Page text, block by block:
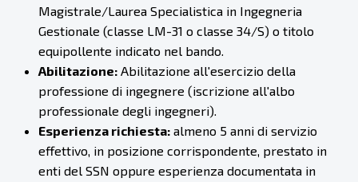
Magistrale/Laurea Specialistica in Ingegneria
Gestionale (classe LM-31 o classe 34/S) o titolo
equipollente indicato nel bando.
Abilitazione: Abilitazione all'esercizio della
professione di ingegnere (iscrizione all'albo
professionale degli ingegneri).
Esperienza richiesta: almeno 5 anni di servizio
effettivo, in posizione corrispondente, prestato in
enti del SSN oppure esperienza documentata in